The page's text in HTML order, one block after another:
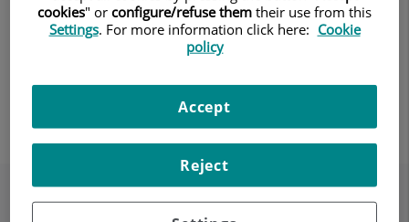
Técnica ultrasonográfica de la próstata y vesículas
seminales que se realiza a a través del recto,
permiten valorar la morfología, el tamaño y la
ecoestructura prostática.
cookies" or configure/refuse them their use from this
Settings. For more information click here: Cookie
policy
Reject
Accept